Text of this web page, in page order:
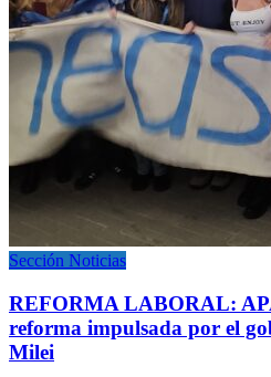
Sección Noticias
REFORMA LABORAL:
reforma impulsada por el
Milei